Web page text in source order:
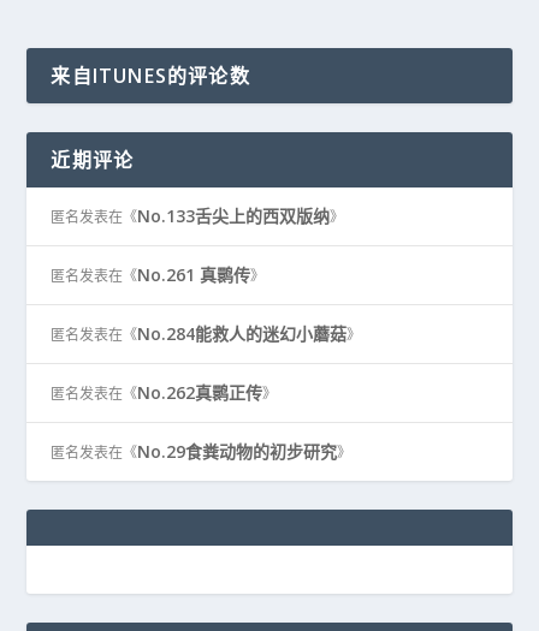
来自ITUNES的评论数
近期评论
匿名发表在《No.133舌尖上的西双版纳》
匿名发表在《No.261 真鹮传》
匿名发表在《No.284能救人的迷幻小蘑菇》
匿名发表在《No.262真鹮正传》
匿名发表在《No.29食粪动物的初步研究》